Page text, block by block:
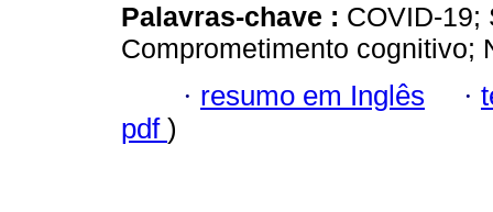
Palavras-chave : COVID-19;
Comprometimento cognitivo;
· resumo em Inglês ·
pdf )